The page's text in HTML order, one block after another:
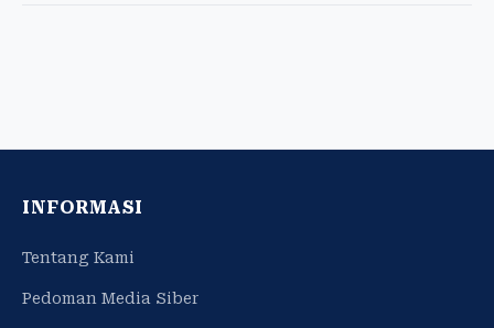
INFORMASI
Tentang Kami
Pedoman Media Siber